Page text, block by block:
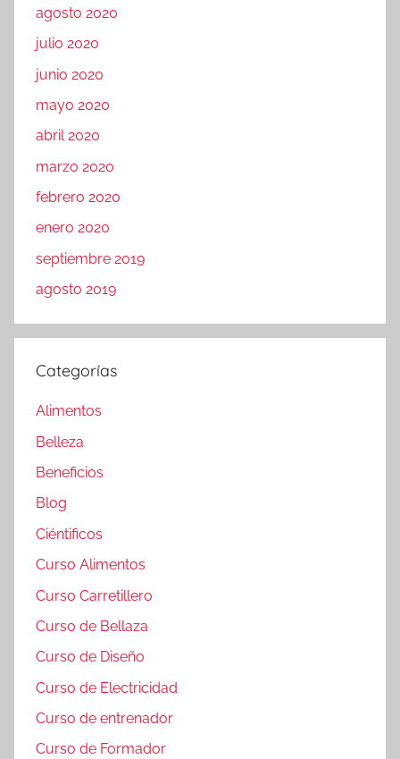
agosto 2020
julio 2020
junio 2020
mayo 2020
abril 2020
marzo 2020
febrero 2020
enero 2020
septiembre 2019
agosto 2019
Categorías
Alimentos
Belleza
Beneficios
Blog
Ciéntificos
Curso Alimentos
Curso Carretillero
Curso de Bellaza
Curso de Diseño
Curso de Electricidad
Curso de entrenador
Curso de Formador